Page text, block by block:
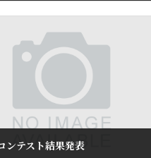
ンテスト結果発表